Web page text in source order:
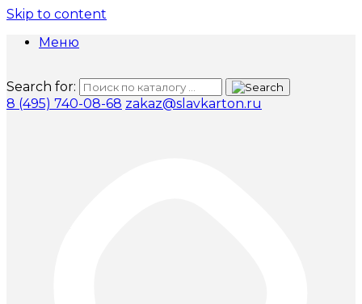
Skip to content
Меню
Search for:
8 (495) 740-08-68 zakaz@slavkarton.ru